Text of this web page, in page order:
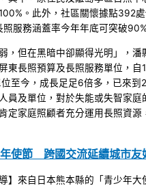
。此外，社區關懷據點392
服務涵蓋率今年年底可突破90%
，但在黑暗中卻顯得光明」，潘
東長照預算及長照服務單位，自
至今，成長足足6倍多，已來到
員及單位，對於失能或失智家庭
定家庭照顧者充分運用長照資源
使節 跨國交流延續城市友
】來自日本熊本縣的「青少年大